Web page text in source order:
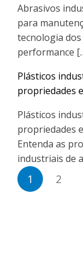
Abrasivos
para
tecnologia
performance
Plásticos
propriedades
Plásticos
propriedades
Entenda as
industriais de
1 2